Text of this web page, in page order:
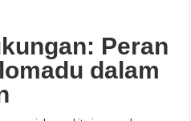
Peran
dalam